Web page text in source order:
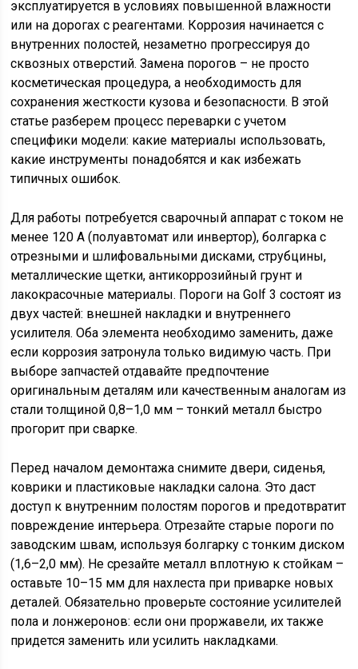
эксплуатируется в условиях повышенной влажности
или на дорогах с реагентами. Коррозия начинается с
внутренних полостей, незаметно прогрессируя до
сквозных отверстий. Замена порогов – не просто
косметическая процедура, а необходимость для
сохранения жесткости кузова и безопасности. В этой
статье разберем процесс переварки с учетом
специфики модели: какие материалы использовать,
какие инструменты понадобятся и как избежать
типичных ошибок.
Для работы потребуется сварочный аппарат с током не
менее 120 А (полуавтомат или инвертор), болгарка с
отрезными и шлифовальными дисками, струбцины,
металлические щетки, антикоррозийный грунт и
лакокрасочные материалы. Пороги на Golf 3 состоят из
двух частей: внешней накладки и внутреннего
усилителя. Оба элемента необходимо заменить, даже
если коррозия затронула только видимую часть. При
выборе запчастей отдавайте предпочтение
оригинальным деталям или качественным аналогам из
стали толщиной 0,8–1,0 мм – тонкий металл быстро
прогорит при сварке.
Перед началом демонтажа снимите двери, сиденья,
коврики и пластиковые накладки салона. Это даст
доступ к внутренним полостям порогов и предотвратит
повреждение интерьера. Отрезайте старые пороги по
заводским швам, используя болгарку с тонким диском
(1,6–2,0 мм). Не срезайте металл вплотную к стойкам –
оставьте 10–15 мм для нахлеста при приварке новых
деталей. Обязательно проверьте состояние усилителей
пола и лонжеронов: если они проржавели, их также
придется заменить или усилить накладками.